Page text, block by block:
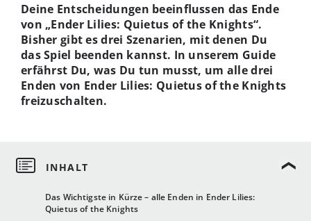
Das Wichtigste in Kürze – alle Enden in Ender Lilies:
Quietus of the Knights
Deine Entscheidungen beeinflussen das Ende
von „Ender Lilies: Quietus of the Knights“.
Bisher gibt es drei Szenarien, mit denen Du
das Spiel beenden kannst. In unserem Guide
erfährst Du, was Du tun musst, um alle drei
Enden von Ender Lilies: Quietus of the Knights
freizuschalten.